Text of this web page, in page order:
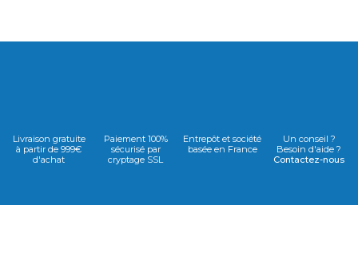
Livraison gratuite
à partir de 999€
d'achat
Paiement 100%
sécurisé par
cryptage SSL
Entrepôt et société
basée en France
Un conseil ?
Besoin d'aide ?
Contactez-nous